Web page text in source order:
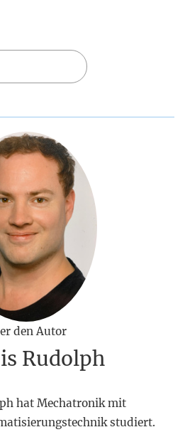
den Autor
Rudolph
hat Mechatronik mit
studiert.